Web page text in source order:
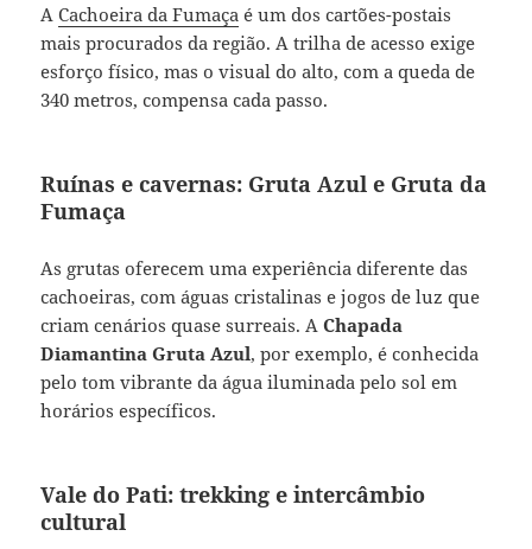
ACachoeira da Fumaça é um dos cartões-postais
mais procurados da região. A trilha de acesso exige
esforço físico, mas o visual do alto, com a queda de
340 metros, compensa cada passo.
Ruínas e cavernas: Gruta Azul e Gruta da
Fumaça
As grutas oferecem uma experiência diferente das
cachoeiras, com águas cristalinas e jogos de luz que
criam cenários quase surreais. AChapada
Diamantina Gruta Azul, por exemplo, é conhecida
pelo tom vibrante da água iluminada pelo sol em
horários específicos.
Vale do Pati: trekking e intercâmbio
cultural